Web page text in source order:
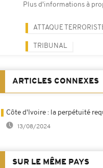
Plus d'informations à
ATTAQUE
TRIBUNAL
ARTICLES CONNEXES
Côte d'Ivoire : la perpétuité
13/08/2024
SUR LE MÊME PAYS